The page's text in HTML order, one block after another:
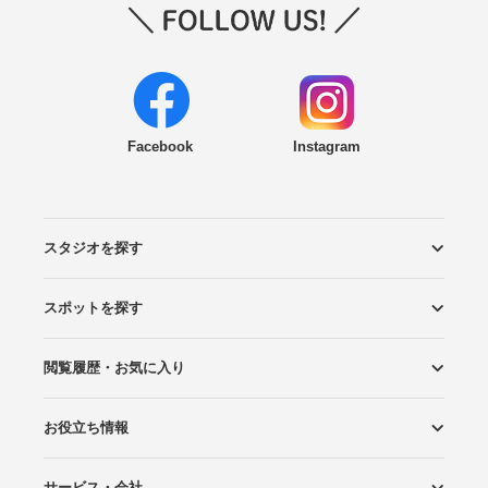
Facebook Instagram
スタジオを探す
エリアから探す
こだわりから探す
NEW PHOTO STYLE
プランから探す
フォトタイプ診断
フォトグラファーから探す
国内リゾートから探す
スポットを探す
ロケーションから探す
スタジオから探す
閲覧履歴・お気に入り
閲覧スタジオ
お気に入り
お役立ち情報